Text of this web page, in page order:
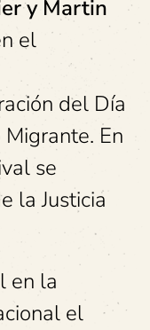
y Martin
el
del Día
En
se
la Justicia
en la
el